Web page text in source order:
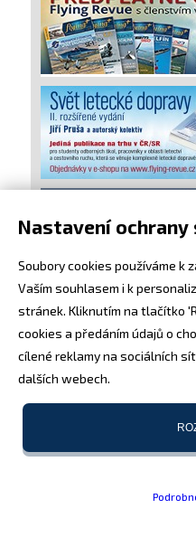
Nastavení ochrany
Soubory cookies používáme k
Vaším souhlasem i k
stránek. Kliknutím na tlačítko
cookies a předáním údajů o
cílené reklamy na sociálních
dalších webech.